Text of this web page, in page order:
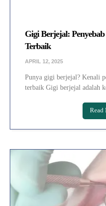
Gigi Berjejal:
Terbaik
APRIL 12, 2025
Punya gigi berjejal? Kenali
terbaik Gigi berjejal adalah
Read